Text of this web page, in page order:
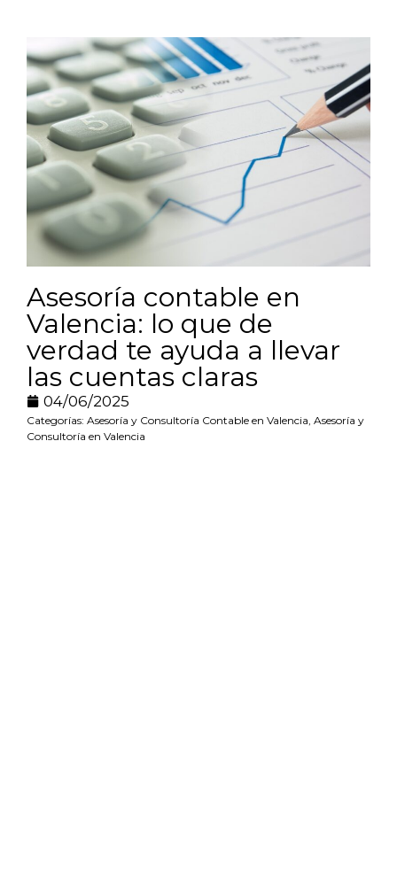
Asesoría contable en
Valencia: lo que de
verdad te ayuda a llevar
las cuentas claras
04/06/2025
Categorías: Asesoría y Consultoría Contable en Valencia Asesoría y
Consultoría en Valencia